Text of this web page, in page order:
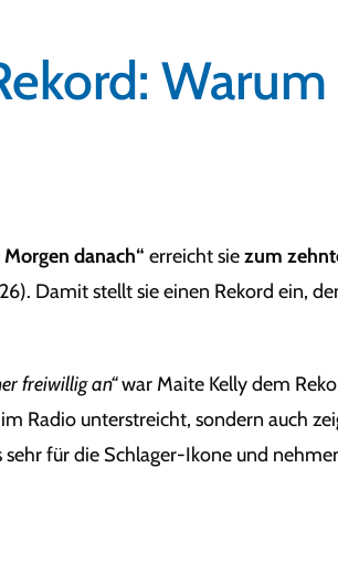
Morgen danach“ erreicht siezum
Damit stellt sie einen Rekord ein,
freiwillig an“war Maite Kelly dem
Radio unterstreicht, sondern auch
für die Schlager-Ikone und